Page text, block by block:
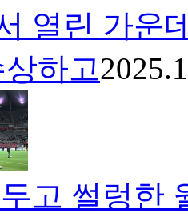
열린 가운
하고
고 썰렁한